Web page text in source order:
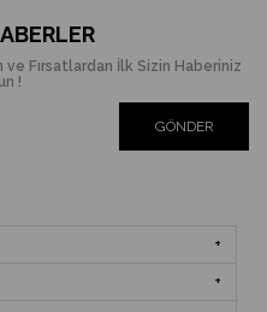
Fırsatlardan İlk Sizin Haberiniz
!
GÖNDER